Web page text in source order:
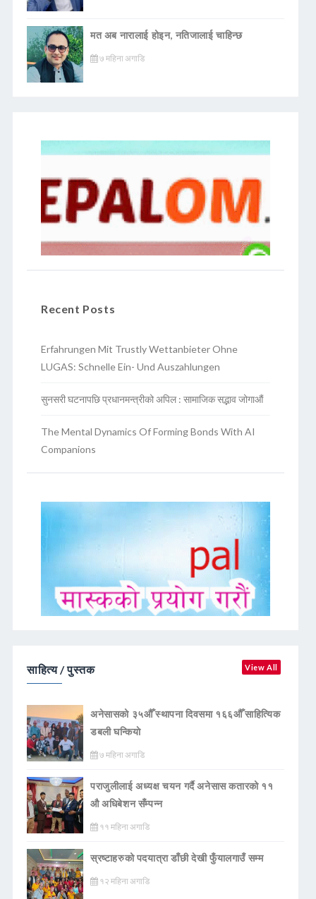
मत अब नारालाई होइन, नतिजालाई चाहिन्छ
७ महिना अगाडि
Recent Posts
Erfahrungen Mit Trustly Wettanbieter Ohne
LUGAS: Schnelle Ein- Und Auszahlungen
सुनसरी घटनापछि प्रधानमन्त्रीको अपिल : सामाजिक सद्भाव जोगाऔं
The Mental Dynamics Of Forming Bonds With AI
Companions
साहित्य / पुस्तक View All
अनेसासको ३५औँ स्थापना दिवसमा १६६औँ साहित्यिक
डबली घन्कियाे
७ महिना अगाडि
पराजुलीलाई अध्यक्ष चयन गर्दै अनेसास कतारको ११
औ अधिबेशन सँम्पन्न
११ महिना अगाडि
स्रष्टाहरुको पदयात्रा डाँछी देखी फुँयालगाउँ सम्म
१२ महिना अगाडि